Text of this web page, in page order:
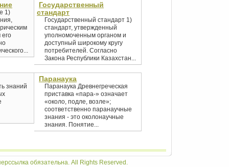
1)
Государственный
стандарт
Государственный стандарт 1)
стандарт, утвержденный
уполномоченным органом и
доступный широкому кругу
потребителей. Согласно
Закона Республики Казахстан...
знаний
Паранаука
Паранаука Древнегреческая
приставка «пара-» означает
«около, подле, возле»;
соответственно паранаучные
знания - это околонаучные
знания. Понятие...
обязательна. All Rights Reserved.